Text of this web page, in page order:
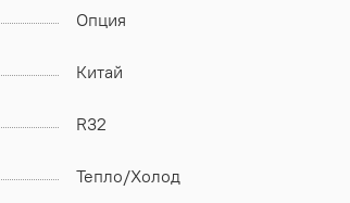
Опция
Китай
R32
Тепло/Холод